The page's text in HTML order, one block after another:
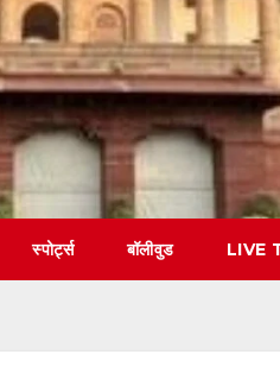
स्पोर्ट्स बॉलीवुड LIVE